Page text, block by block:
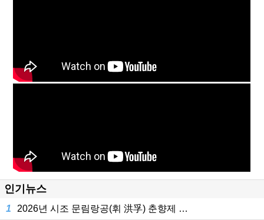
인기뉴스
1 2026년 시조 문림랑공(휘 洪孚) 춘향제 …